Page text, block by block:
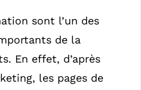
sont l’un des
de la
En effet, d’après
les pages de